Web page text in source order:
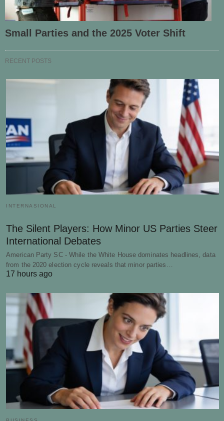
Small Parties and the 2025 Voter Shift
RECENT POSTS
INTERNASIONAL
The Silent Players: How Minor US Parties Steer
International Debates
American Party SC - While the White House dominates headlines, data
from the 2020 election cycle reveals that minor parties…
17 hours ago